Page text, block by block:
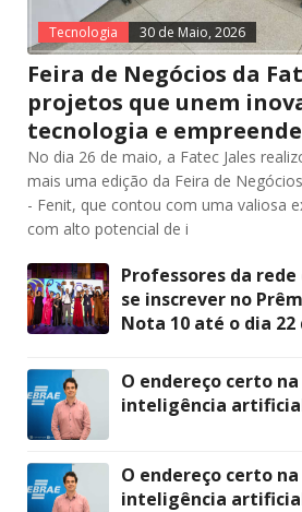
Tecnologia 30 de Maio, 2026
Feira de Negócios da
projetos que unem
tecnologia e
No dia 26 de maio, a Fatec Jales
mais uma edição da Feira de
- Fenit, que contou com uma valiosa
com alto potencial de i
Professores da
se inscrever no
Nota 10 até o dia
O endereço certo
inteligência
O endereço certo
inteligência